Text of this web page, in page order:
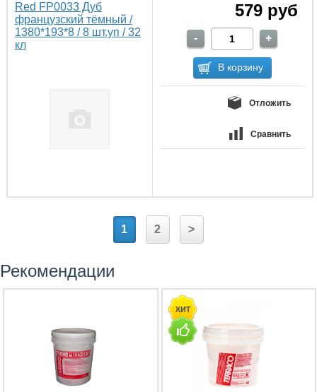
Red FP0033 Дуб
французский тёмный /
1380*193*8 / 8 шт.уп / 32
кл
579 руб
Отложить
Сравнить
1 2 >
Рекомендации